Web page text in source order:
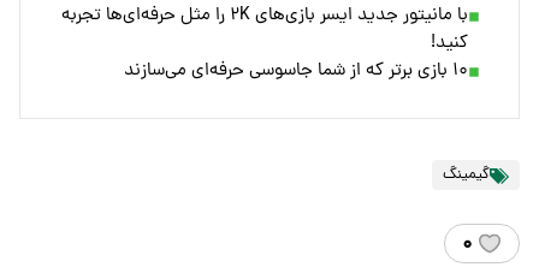
با مانیتور جدید ایسر بازی‌های ۲K را مثل حرفه‌ای‌ها تجربه
کنید!
۱۰ بازی برتر که از شما جاسوسی حرفه‌ای می‌سازند
گیمینگ
۰